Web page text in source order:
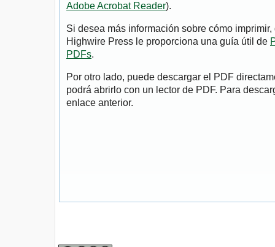
Adobe Acrobat Reader).
Si desea más información sobre cómo
Highwire Press le proporciona una guía útil de
PDFs.
Por otro lado, puede descargar el PDF
podrá abrirlo con un lector de PDF. Para
enlace anterior.